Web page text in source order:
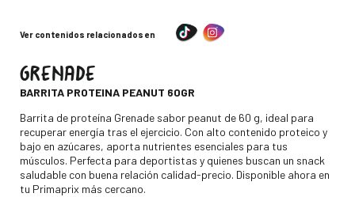
Ver contenidos relacionados en
GRENADE
BARRITA PROTEINA PEANUT 60GR
Descripción
Barrita de proteína Grenade sabor peanut de 60 g, ideal para
recuperar energía tras el ejercicio. Con alto contenido proteico y
bajo en azúcares, aporta nutrientes esenciales para tus
músculos. Perfecta para deportistas y quienes buscan un snack
saludable con buena relación calidad-precio. Disponible ahora en
tu Primaprix más cercano.